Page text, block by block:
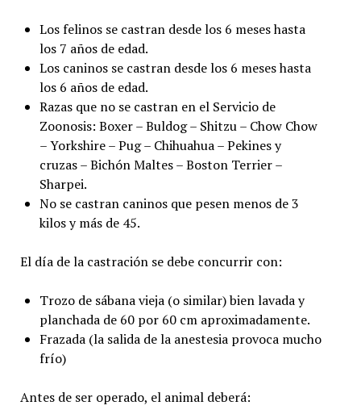
Los felinos se castran desde los 6 meses hasta
los 7 años de edad.
Los caninos se castran desde los 6 meses hasta
los 6 años de edad.
Razas que no se castran en el Servicio de
Zoonosis: Boxer – Buldog – Shitzu – Chow Chow
– Yorkshire – Pug – Chihuahua – Pekines y
cruzas – Bichón Maltes – Boston Terrier –
Sharpei.
No se castran caninos que pesen menos de 3
kilos y más de 45.
El día de la castración se debe concurrir con:
Trozo de sábana vieja (o similar) bien lavada y
planchada de 60 por 60 cm aproximadamente.
Frazada (la salida de la anestesia provoca mucho
frío)
Antes de ser operado, el animal deberá: